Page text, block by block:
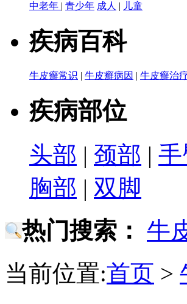
中老年 | 青少年 成人 | 儿童
疾病百科
牛皮癣常识 | 牛皮癣病因 | 牛皮癣治
疾病部位
头部 | 颈部 |
胸部 | 双脚
热门搜索： 牛
当前位置:首页 >